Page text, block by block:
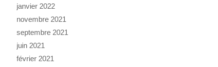
janvier 2022
novembre 2021
septembre 2021
juin 2021
février 2021